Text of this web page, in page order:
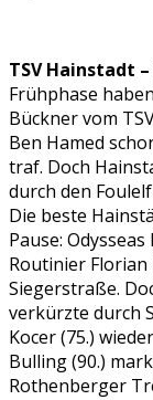
TSV Hainstadt
Frühphase
Bückner vom
Ben Hamed
traf. Doch
durch den
Die beste
Pause:
Routinier Florian
Siegerstraße.
verkürzte durch
Kocer (75.)
Bulling (90.)
Rothenberger